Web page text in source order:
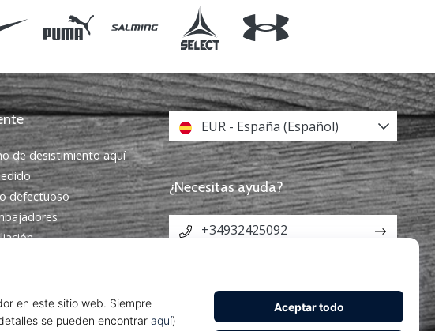
de desistimiento aquí
defectuoso
EUR - España (Español)
¿Necesitas ayuda?
+34932425092